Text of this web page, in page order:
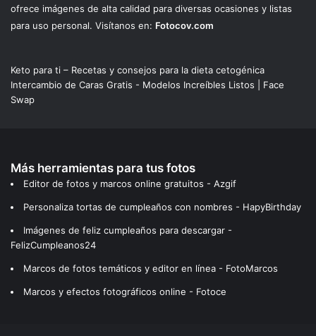
ofrece imágenes de alta calidad para diversas ocasiones y listas
para uso personal. Visítanos en: Fotocov.com
Keto para ti – Recetas y consejos para la dieta cetogénica
Intercambio de Caras Gratis - Modelos Increíbles Listos | Face
Swap
Más herramientas para tus fotos
Editor de fotos y marcos online gratuitos - Azgif
Personaliza tortas de cumpleaños con nombres - HapyBirthday
Imágenes de feliz cumpleaños para descargar -
FelizCumpleanos24
Marcos de fotos temáticos y editor en línea - FotoMarcos
Marcos y efectos fotográficos online - Fotoce